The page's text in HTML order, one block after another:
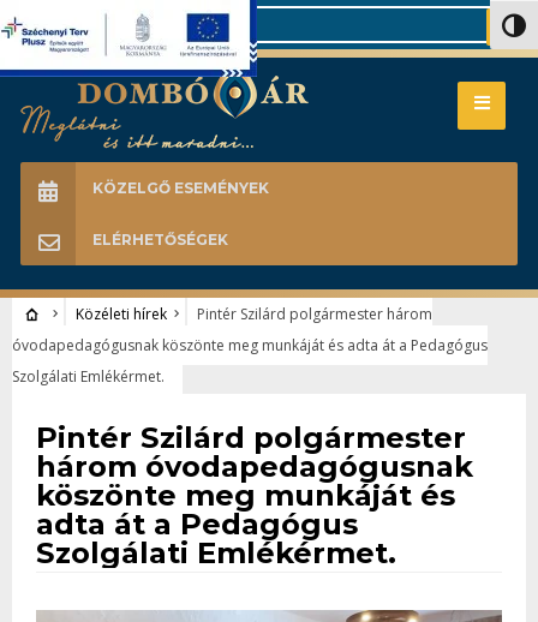
Search
KÖZELGŐ ESEMÉNYEK
ELÉRHETŐSÉGEK
Közéleti hírek
Pintér Szilárd polgármester három
óvodapedagógusnak köszönte meg munkáját és adta át a Pedagógus
Szolgálati Emlékérmet.
Pintér Szilárd polgármester
három óvodapedagógusnak
köszönte meg munkáját és
adta át a Pedagógus
Szolgálati Emlékérmet.